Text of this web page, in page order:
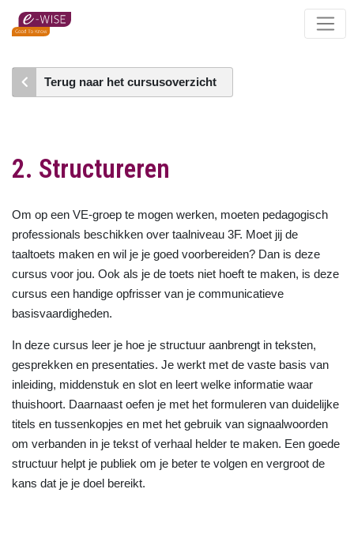
Skip
content
Terug naar het cursusoverzicht
2. Structureren
Om op een VE-groep te mogen werken, moeten pedagogisch
professionals beschikken over taalniveau 3F. Moet jij de
taaltoets maken en wil je je goed voorbereiden? Dan is deze
cursus voor jou. Ook als je de toets niet hoeft te maken, is deze
cursus een handige opfrisser van je communicatieve
basisvaardigheden.
In deze cursus leer je hoe je structuur aanbrengt in teksten,
gesprekken en presentaties. Je werkt met de vaste basis van
inleiding, middenstuk en slot en leert welke informatie waar
thuishoort. Daarnaast oefen je met het formuleren van duidelijke
titels en tussenkopjes en met het gebruik van signaalwoorden
om verbanden in je tekst of verhaal helder te maken. Een goede
structuur helpt je publiek om je beter te volgen en vergroot de
kans dat je je doel bereikt.